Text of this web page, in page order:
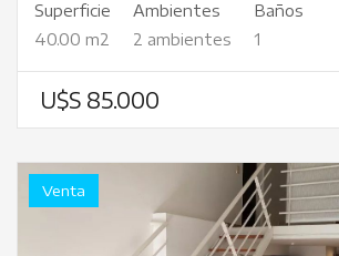
Superficie
40.00 m2
Ambientes
2 ambientes
Baños
1
U$S 85.000
Venta